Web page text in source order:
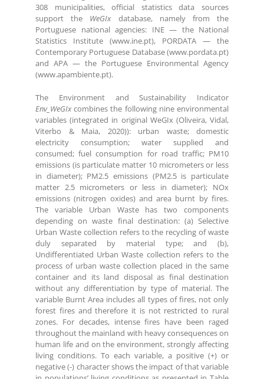
308 municipalities, official statistics data sources
support the WeGIxdatabase, namely from the
Portuguese national agencies: INE — the National
Statistics Institute (www.ine.pt), PORDATA — the
Contemporary Portuguese Database (www.pordata.pt)
and APA — the Portuguese Environmental Agency
(www.apambiente.pt).
The Environment and Sustainability Indicator
Env_WeGIxcombines the following nine environmental
variables (integrated in original WeGIx (Oliveira, Vidal,
Viterbo & Maia, 2020)): urban waste; domestic
electricity consumption; water supplied and
consumed; fuel consumption for road traffic; PM10
emissions (is particulate matter 10 micrometers or less
in diameter); PM2.5 emissions (PM2.5 is particulate
matter 2.5 micrometers or less in diameter); NOx
emissions (nitrogen oxides) and area burnt by fires.
The variable Urban Waste has two components
depending on waste final destination: (a) Selective
Urban Waste collection refers to the recycling of waste
duly separated by material type; and (b),
Undifferentiated Urban Waste collection refers to the
process of urban waste collection placed in the same
container and its land disposal as final destination
without any differentiation by type of material. The
variable Burnt Area includes all types of fires, not only
forest fires and therefore it is not restricted to rural
zones. For decades, intense fires have been raged
throughout the mainland with heavy consequences on
human life and on the environment, strongly affecting
living conditions. To each variable, a positive (+) or
negative (-) character shows the impact of that variable